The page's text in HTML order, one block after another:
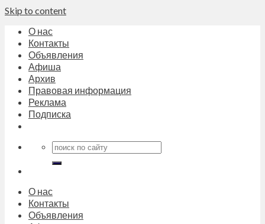
Skip to content
О нас
Контакты
Объявления
Афиша
Архив
Правовая информация
Реклама
Подписка
О нас
Контакты
Объявления